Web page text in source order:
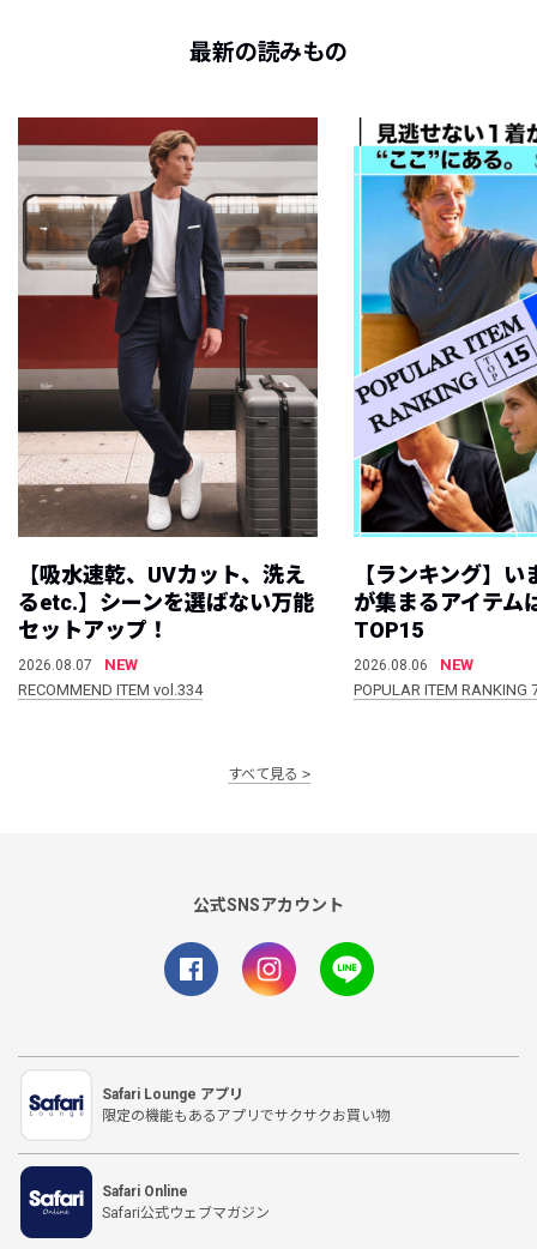
最新の読みもの
【吸水速乾、UVカット、洗え
るetc.】シーンを選ばない万能
セットアップ！
2026.08.07
NEW
RECOMMEND ITEM vol.334
【ランキング】
が集まるアイテム
TOP15
2026.08.06
NEW
POPULAR ITEM
すべて見る
公式SNSアカウント
Safari Lounge アプリ
限定の機能もあるアプリでサクサクお買い物
Safari Online
Safari公式ウェブマガジン